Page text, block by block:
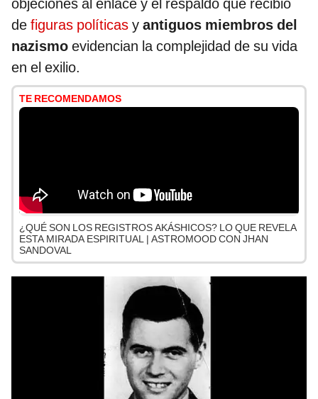
objeciones al enlace y el respaldo que recibió
de figuras políticas y antiguos miembros del
nazismo evidencian la complejidad de su vida
en el exilio.
TE RECOMENDAMOS
¿QUÉ SON LOS REGISTROS AKÁSHICOS? LO QUE REVELA
ESTA MIRADA ESPIRITUAL | ASTROMOOD CON JHAN
SANDOVAL